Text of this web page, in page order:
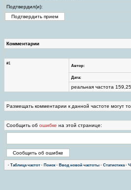
Подтвердил(и):
Комментарии
#1 Автор:
Дата:
реальная частота
Размещать комментарии к данной частоте могут
Сообщить об ошибке на этой странице:
· Таблица частот · Поиск · Ввод новой частоты · Статистика·